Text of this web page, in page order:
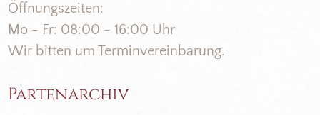
Öffnungszeiten:
Mo - Fr: 08:00 - 16:00 Uhr
Wir bitten um Terminvereinbarung.
Partenarchiv